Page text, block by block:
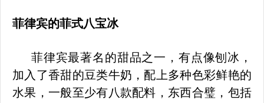
菲律宾的菲式八宝冰
菲律宾最著名的甜品之一，有点像刨冰，
加入了香甜的豆类牛奶，配上多种色彩鲜艳的
水果，一般至少有八款配料，东西合璧，包括